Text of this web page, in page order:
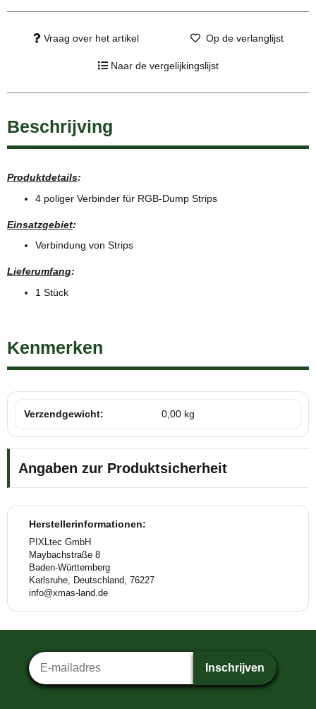
Vraag over het artikel Op de verlanglijst
Naar de vergelijkingslijst
Beschrijving
Produktdetails:
4 poliger Verbinder für RGB-Dump Strips
Einsatzgebiet:
Verbindung von Strips
Lieferumfang:
1 Stück
Kenmerken
Verzendgewicht: 0,00 kg
Angaben zur Produktsicherheit
Herstellerinformationen:
PIXLtec GmbH
Maybachstraße 8
Baden-Württemberg
Karlsruhe, Deutschland, 76227
info@xmas-land.de
Nieuwsbriefinschrijving
Inschrijven